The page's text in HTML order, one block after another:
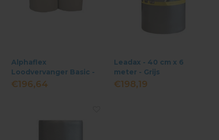
Alphaflex
Loodvervanger Basic -
25 cm x 10 meter - Grijs
€196,64
Leadax - 40 cm x 6
meter - Grijs
€198,19